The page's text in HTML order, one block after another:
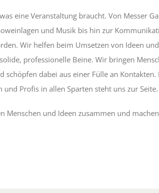
eine Veranstaltung braucht. Von Messer
und Musik bis hin zur
Wir helfen beim Umsetzen von Ideen
professionelle Beine. Wir bringen
schöpfen dabei aus einer Fülle an Kontakten.
und Profis in allen Sparten steht uns zur Seite.
Menschen und Ideen zusammen und